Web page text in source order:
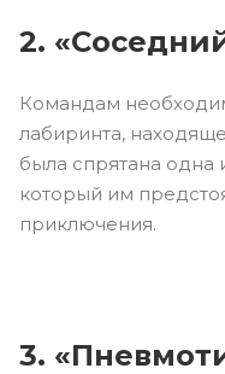
2.
Командам
лабиринта,
была спрятана одна
который им
приключения.
3.